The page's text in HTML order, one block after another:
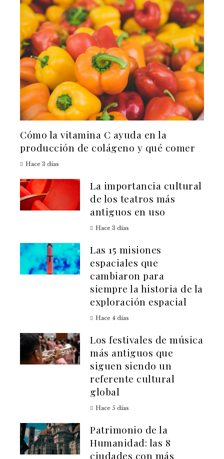
Cómo la vitamina C ayuda en la
producción de colágeno y qué comer
Hace 3 días
La importancia cultural
de los teatros más
antiguos en uso
Hace 3 días
Las 15 misiones
espaciales que
cambiaron para
siempre la historia de la
exploración espacial
Hace 4 días
Los festivales de música
más antiguos que
siguen siendo un
referente cultural
global
Hace 5 días
Patrimonio de la
Humanidad: las 8
ciudades con más